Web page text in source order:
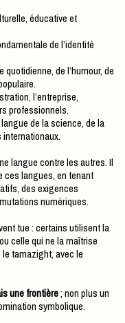
éducative et
de l’identité
de l’humour, de
l’entreprise,
professionnels.
de la science, de la
langue contre les autres. Il
ces langues, en tenant
des exigences
numériques.
tue : certains utilisent la
celle qui ne la maîtrise
le tamazight, avec le
une frontière; non plus un
symbolique.